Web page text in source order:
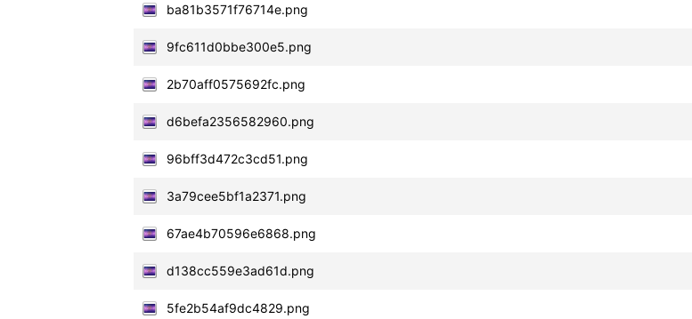
ba81b3571f76714e.png
9fc611d0bbe300e5.png
2b70aff0575692fc.png
d6befa2356582960.png
96bff3d472c3cd51.png
3a79cee5bf1a2371.png
67ae4b70596e6868.png
d138cc559e3ad61d.png
5fe2b54af9dc4829.png